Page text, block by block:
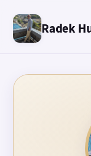
Radek